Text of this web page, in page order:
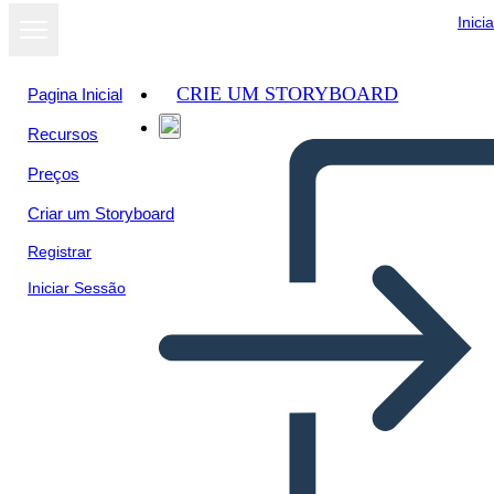
Pagina Inicial
Recursos
Preços
Criar um Storyboard
Registrar
Iniciar Sessão
CRIE UM STORYBOARD